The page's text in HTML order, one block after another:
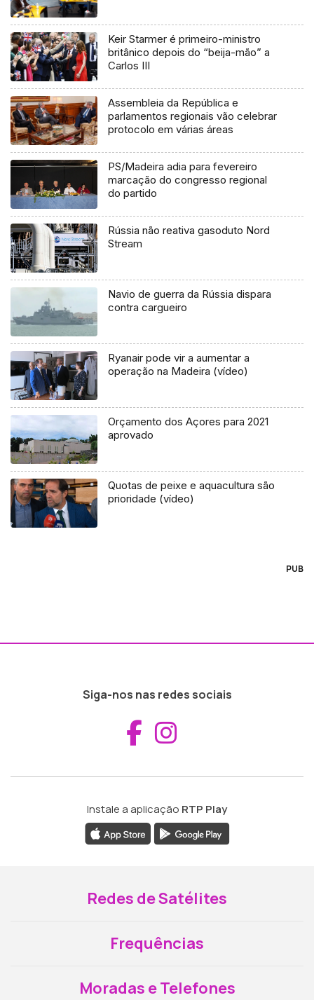
Keir Starmer é primeiro-ministro
britânico depois do “beija-mão” a
Carlos III
Assembleia da República e
parlamentos regionais vão celebrar
protocolo em várias áreas
PS/Madeira adia para fevereiro
marcação do congresso regional
do partido
Rússia não reativa gasoduto Nord
Stream
Navio de guerra da Rússia dispara
contra cargueiro
Ryanair pode vir a aumentar a
operação na Madeira (vídeo)
Orçamento dos Açores para 2021
aprovado
Quotas de peixe e aquacultura são
prioridade (vídeo)
PUB
Siga-nos nas redes sociais
Aceder ao
Instale a aplicação RTP Play
Redes de Satélites
Frequências
Moradas e Telefones